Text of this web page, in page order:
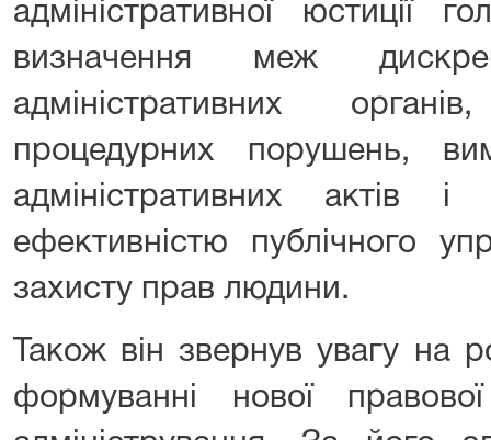
адміністративної
визначення меж
адміністративних
процедурних порушень,
адміністративних актів
ефективністю публічного
захисту прав людини.
Також він звернув увагу на
формуванні нової